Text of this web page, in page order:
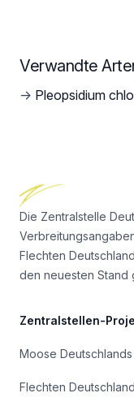
Verwandte
→ Pleopsidium
Die Zentralstelle
Flechten
den neuesten Stand
Zentralstellen-
Moose Deutschlands
Flechten